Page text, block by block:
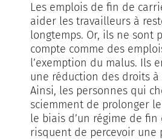
Les emplois de fin de
aider les travailleurs à
longtemps. Or, ils ne sont
compte comme des
l’exemption du malus. Ils
une réduction des droits à
Ainsi, les personnes qui
sciemment de prolonger
le biais d’un régime de
risquent de percevoir une